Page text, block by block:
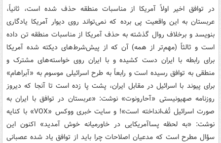
در توافق اخیر اولاً آمریکا از مناسبات منطقه حذف شده است، ثانیاً،
عربستان به این واقعیت پی برده که نمی‌تواند روی دیوار آمریکا یادگاری
بنویسد و برخلاف روال گذشته به حذف آمریکا از مناسبات منطقه تن داده
است و ثالثاً (مهم‌تر از همه) آن که از پیش‌شرط‌های دیکته شده آمریکا
برای رابطه با ایران دست کشیده و با ایران روی خواسته‌های مشترک و
منطقی به توافق رسیده است و رابعاً به طرح اسرائیلی موسوم به «آبراهام»
برای پیوند با اسرائیل در مقابل ایران، پشت پا زده است تا آنجا که دیروز
روزنامه صهیونیستی «آحارونوت» نوشت: «عربستان در توافق با ایران به
صورت اسرائیل تُف‌انداخته است»! و سایت خبری ووکس «VOX‌» با کنایه
نوشت: «به لحظه پساآمریکایی در خاورمیانه خوش آمدید» اکنون این
سؤال مطرح است که مدعیان اصلاحات چرا باید از توافق یاد شده عصبانی